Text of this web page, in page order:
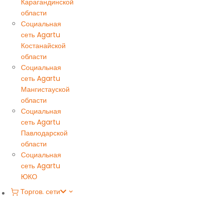
области
Социальная
сеть Agartu
Костанайской
области
Социальная
сеть Agartu
Мангистауской
области
Социальная
сеть Agartu
Павлодарской
области
Социальная
сеть Agartu
ЮКО
Торгов. сети